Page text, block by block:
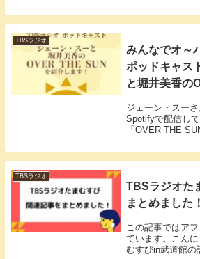
きぃのペペたま
も紹介。ラジオ
TBSラジオ
みんなでオ～
ポッドキャス
と堀井美香の
ジェーン・スー
Spotifyで配信し
「OVER THE
読んでみてくだ
TBSラジオ
TBSラジオた
まとめました！
この記事ではア
ています。こん
むすびin武道館の